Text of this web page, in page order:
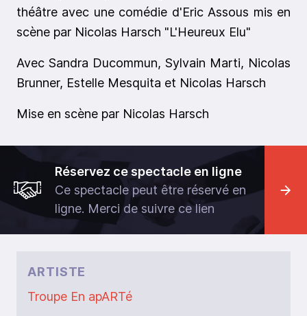
théâtre avec une comédie d'Eric Assous mis en
scène par Nicolas Harsch "L'Heureux Elu"
Avec Sandra Ducommun, Sylvain Marti, Nicolas
Brunner, Estelle Mesquita et Nicolas Harsch
Mise en scène par Nicolas Harsch
Réservez ce spectacle en ligne
Ce spectacle peut être réservé en
ligne. Merci de suivre ce lien
ARTISTE
Troupe En apARTé